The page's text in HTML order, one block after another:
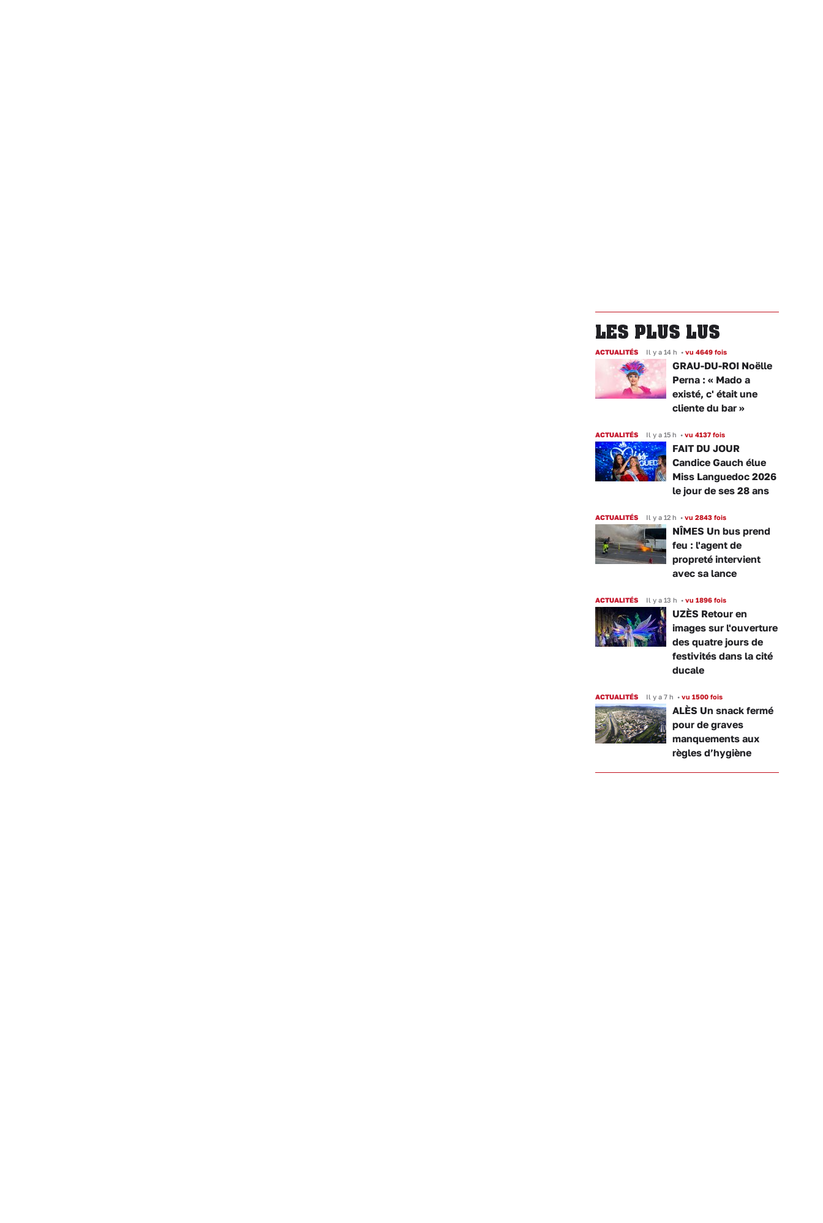
LES PLUS LUS
ACTUALITÉS Il y a 14 h • vu 4649 fois
GRAU-DU-ROI Noëlle
Perna : « Mado a
existé, c' était une
cliente du bar »
ACTUALITÉS Il y a 15 h • vu 4137 fois
FAIT DU JOUR
Candice Gauch élue
Miss Languedoc 2026
le jour de ses 28 ans
ACTUALITÉS Il y a 12 h • vu 2843 fois
NÎMES Un bus prend
feu : l'agent de
propreté intervient
avec sa lance
ACTUALITÉS Il y a 13 h • vu 1896 fois
UZÈS Retour en
images sur l'ouverture
des quatre jours de
festivités dans la cité
ducale
ACTUALITÉS Il y a 7 h • vu 1500 fois
ALÈS Un snack fermé
pour de graves
manquements aux
règles d’hygiène